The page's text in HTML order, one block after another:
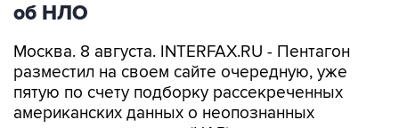
об НЛО
Москва. 8 августа. INTERFAX.RU - Пентагон
разместил на своем сайте очередную, уже
пятую по счету подборку рассекреченных
американских данных о неопознанных